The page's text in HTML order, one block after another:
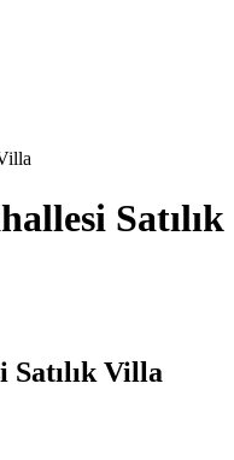
Satılık
Villa